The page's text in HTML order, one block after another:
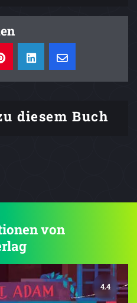
diesem Buch
von
4.4